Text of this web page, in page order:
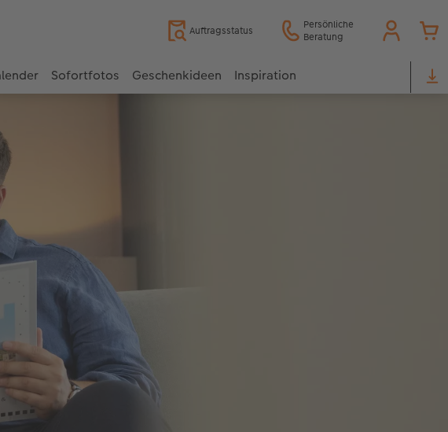
Auftragsstatus
Persönliche
Beratung
Sofortfotos Geschenkideen Inspiration